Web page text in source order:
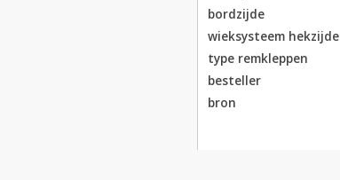
bordzijde
wieksysteem hekzijde
type remkleppen
besteller
bron